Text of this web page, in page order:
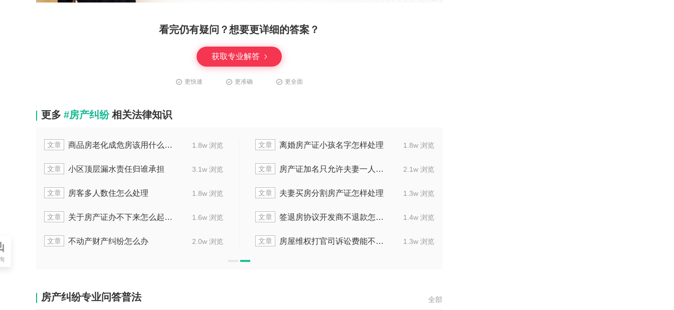
看完仍有疑问？想要更详细的答案？
获取专业解答
更快速 更准确 更全面
更多 #房产纠纷 相关法律知识
1.6w 浏览
文章 离婚孩子名下房产证归谁
1.5w 浏览
文章 房产不过户产权归谁
1.7w 浏览
文章 办理房产放弃公证是否需每人进行
2.6w 浏览
文章 无力偿还房贷能申请延期一年不
1.7w 浏览
文章 撤销权之诉期间房产又被转移怎么处理
1.8w 浏览
商品房老化成危房该用什么方式解决
3.1w 浏览
小区顶层漏水责任归谁承担
1.8w 浏览
房客多人数住怎么处理
1.6w 浏览
关于房产证办不下来怎么起诉开发商
2.0w 浏览
不动产财产纠纷怎么办
房产纠纷专业问答普法 全部